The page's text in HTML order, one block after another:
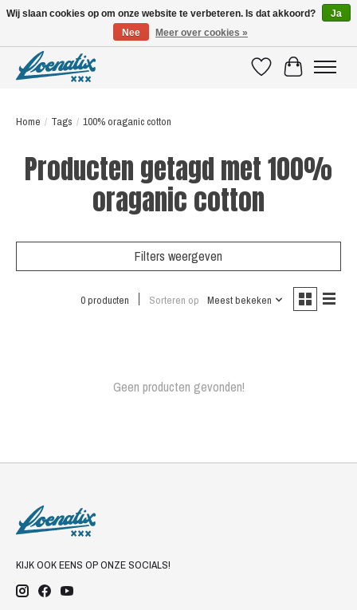
VerlanglijstWinkelwagen
Home / Tags / 100% oraganic cotton
Producten getagd met 100%
oraganic cotton
Filters weergeven
0 producten Sorteren op Meest bekeken
Geen producten gevonden!
KIJK OOK EENS OP ONZE SOCIALS!
Wij slaan cookies op om onze website te verbeteren. Is dat akkoord?
Ja
Nee
Meer over cookies »